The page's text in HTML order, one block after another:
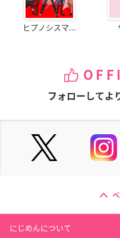
ヒプノシスマ...
フォローしてよ
にじめんについて